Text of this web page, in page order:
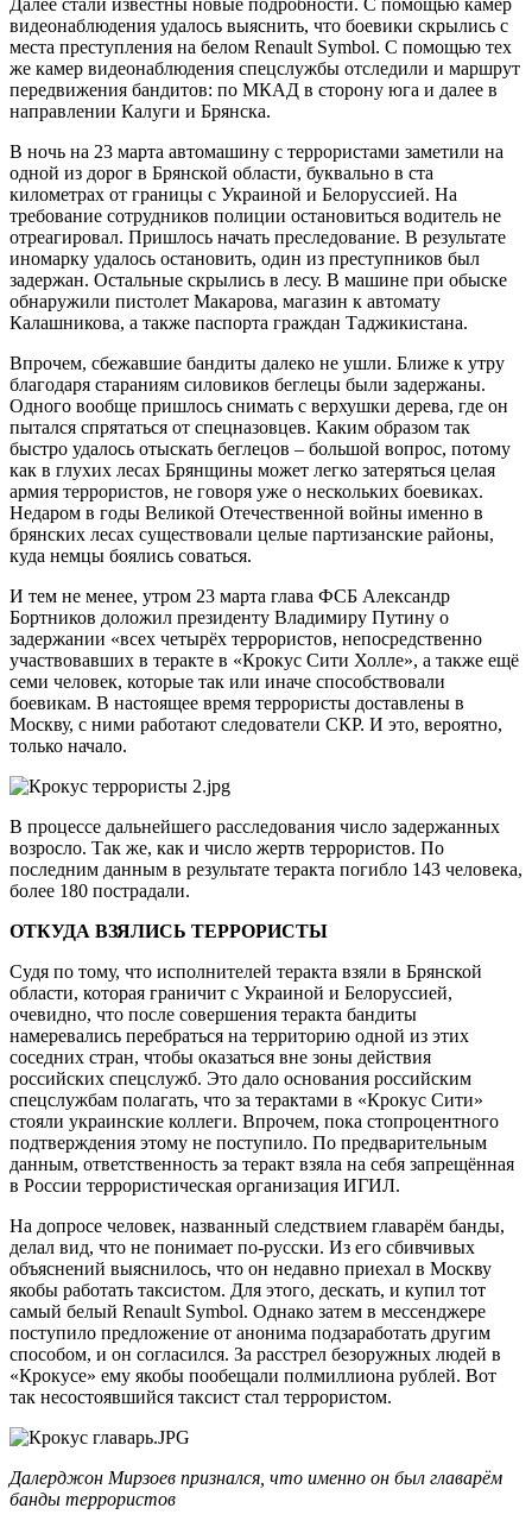
видеонаблюдения удалось выяснить, что боевики скрылись с
места преступления на белом Renault Symbol. С помощью тех
же камер видеонаблюдения спецслужбы отследили и маршрут
передвижения бандитов: по МКАД в сторону юга и далее в
направлении Калуги и Брянска.
В ночь на 23 марта автомашину с террористами заметили на
одной из дорог в Брянской области, буквально в ста
километрах от границы с Украиной и Белоруссией. На
требование сотрудников полиции остановиться водитель не
отреагировал. Пришлось начать преследование. В результате
иномарку удалось остановить, один из преступников был
задержан. Остальные скрылись в лесу. В машине при обыске
обнаружили пистолет Макарова, магазин к автомату
Калашникова, а также паспорта граждан Таджикистана.
Впрочем, сбежавшие бандиты далеко не ушли. Ближе к утру
благодаря стараниям силовиков беглецы были задержаны.
Одного вообще пришлось снимать с верхушки дерева, где он
пытался спрятаться от спецназовцев. Каким образом так
быстро удалось отыскать беглецов – большой вопрос, потому
как в глухих лесах Брянщины может легко затеряться целая
армия террористов, не говоря уже о нескольких боевиках.
Недаром в годы Великой Отечественной войны именно в
брянских лесах существовали целые партизанские районы,
куда немцы боялись соваться.
И тем не менее, утром 23 марта глава ФСБ Александр
Бортников доложил президенту Владимиру Путину о
задержании «всех четырёх террористов, непосредственно
участвовавших в теракте в «Крокус Сити Холле», а также ещё
семи человек, которые так или иначе способствовали
боевикам. В настоящее время террористы доставлены в
Москву, с ними работают следователи СКР. И это, вероятно,
только начало.
В процессе дальнейшего расследования число задержанных
возросло. Так же, как и число жертв террористов. По
последним данным в результате теракта погибло 143 человека,
более 180 пострадали.
ОТКУДА ВЗЯЛИСЬ ТЕРРОРИСТЫ
Судя по тому, что исполнителей теракта взяли в Брянской
области, которая граничит с Украиной и Белоруссией,
очевидно, что после совершения теракта бандиты
намеревались перебраться на территорию одной из этих
соседних стран, чтобы оказаться вне зоны действия
российских спецслужб. Это дало основания российским
спецслужбам полагать, что за терактами в «Крокус Сити»
стояли украинские коллеги. Впрочем, пока стопроцентного
подтверждения этому не поступило. По предварительным
данным, ответственность за теракт взяла на себя запрещённая
в России террористическая организация ИГИЛ.
На допросе человек, названный следствием главарём банды,
делал вид, что не понимает по-русски. Из его сбивчивых
объяснений выяснилось, что он недавно приехал в Москву
якобы работать таксистом. Для этого, дескать, и купил тот
самый белый Renault Symbol. Однако затем в мессенджере
поступило предложение от анонима подзаработать другим
способом, и он согласился. За расстрел безоружных людей в
«Крокусе» ему якобы пообещали полмиллиона рублей. Вот
так несостоявшийся таксист стал террористом.
Далерджон Мирзоев признался, что именно он был главарём
банды террористов